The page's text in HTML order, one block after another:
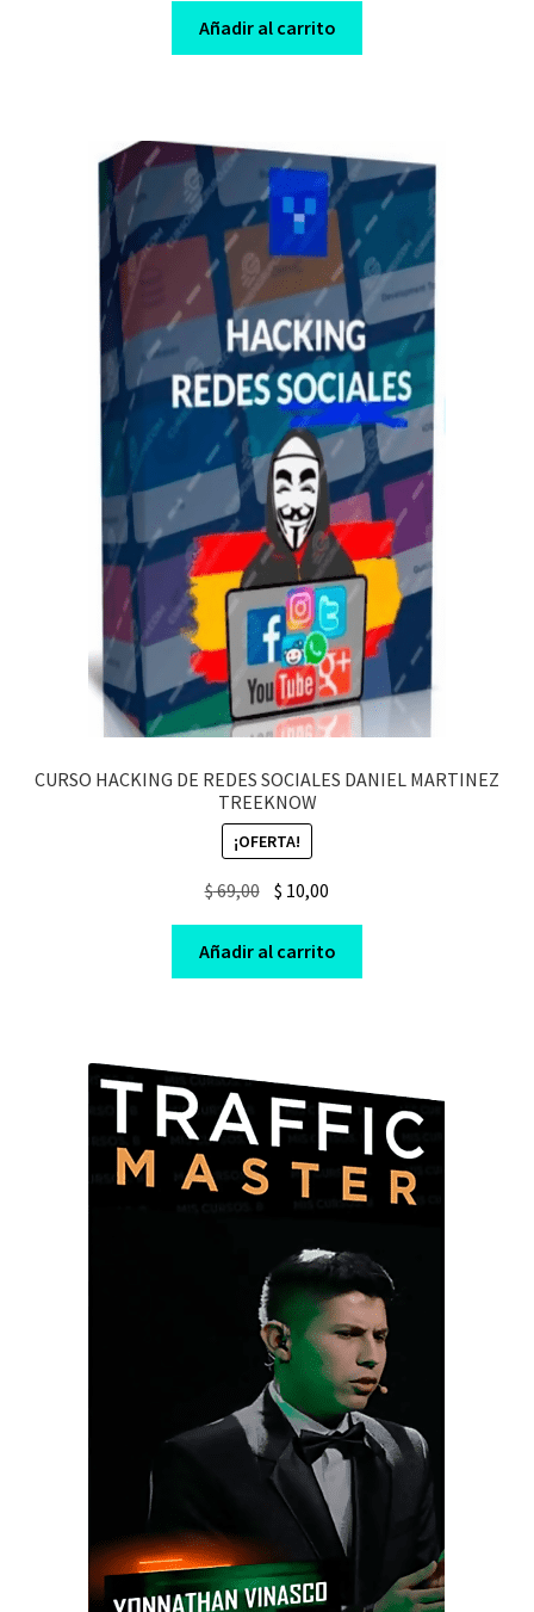
was:
$ 350,00.
is:
$ 8,00.
Añadir al carrito
CURSO HACKING DE REDES SOCIALES DANIEL MARTINEZ
TREEKNOW
¡OFERTA!
$69,00 Original
was:
$ 69,00.
$ 10,00
is:
$ 10,00.
Añadir al carrito